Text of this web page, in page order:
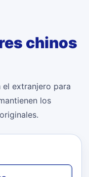
chinos
el extranjero para
los